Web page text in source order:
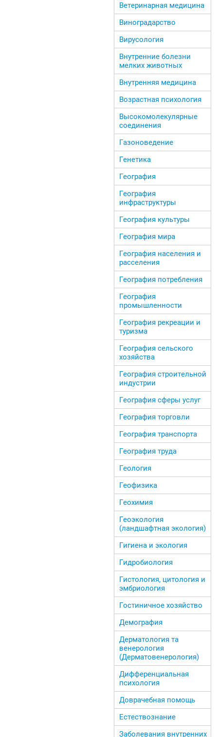
Ветеринарная медицина
Виноградарство
Вирусология
Внутренние болезни
мелких животных
Внутренняя медицина
Возрастная психология
Высокомолекулярные
соединения
Газоноведение
Генетика
География
География
инфраструктуры
География культуры
География мира
География населения и
расселения
География потребления
География
промышленности
География рекреации и
туризма
География сельского
хозяйства
География строительной
индустрии
География сферы услуг
География торговли
География транспорта
География труда
Геология
Геофизика
Геохимия
Геоэкология
(ландшафтная экология)
Гигиена и экология
Гидробиология
Гистология, цитология и
эмбриология
Гостиничное хозяйство
Демография
Дерматология та
венерология
(Дерматовенерология)
Дифференциальная
психология
Доврачебная помощь
Естествознание
Заболевания внутренних